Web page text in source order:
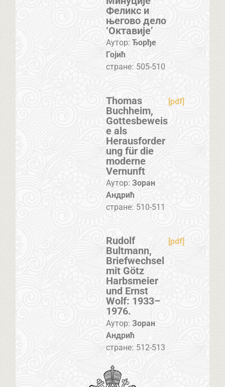
Феликс и
његово дело
‘Октавије’
Аутор: Ђорђе
Гојић
стране: 505-510
Thomas
Buchheim,
Gottesbeweis
e als
Herausforder
ung für die
moderne
Vernunft
[pdf]
Аутор: Зоран
Андрић
стране: 510-511
Rudolf
Bultmann,
Briefwechsel
mit Götz
Harbsmeier
und Ernst
Wolf: 1933–
1976.
[pdf]
Аутор: Зоран
Андрић
стране: 512-513